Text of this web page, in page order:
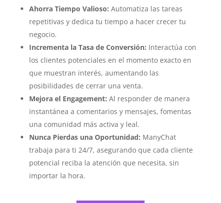
Ahorra Tiempo Valioso: Automatiza las tareas
repetitivas y dedica tu tiempo a hacer crecer tu
negocio.
Incrementa la Tasa de Conversión: Interactúa con
los clientes potenciales en el momento exacto en
que muestran interés, aumentando las
posibilidades de cerrar una venta.
Mejora el Engagement: Al responder de manera
instantánea a comentarios y mensajes, fomentas
una comunidad más activa y leal.
Nunca Pierdas una Oportunidad: ManyChat
trabaja para ti 24/7, asegurando que cada cliente
potencial reciba la atención que necesita, sin
importar la hora.